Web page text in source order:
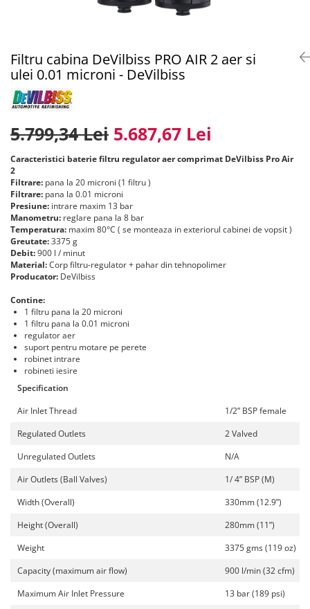
Curatat
Cuple rapide
Diverse
Furtun alimentare aer
Manometre
Suport pistol
1.4 FILTRARE AER
Baterie filtrare aer vopsitorie
Filtre cu montare pe furtun
Consumabile filtre aer
1.5 CANA PISTOALE VOPSIT
Cana pistol presurizare
Accesori cana
PPS Sistem aplicat vopseaua
Ceara protectie
Mastic pensulabil
2.3 CHIT
Chit cu Fibre de Sticla
Chit pentru Plastic
Chit pentru Aluminiu
Chit Special
Chit Pistolabil
Rasina si fibra de sticla
Scule speciale pentru chit
2.4 PREGATIREA SUPRAFETEI
Pompa lichid
Lavete
Curatat
Decapant
Degresant suprafete
2.5 MASCARE
Hartie mascare
Folie mascare
Banda mascare
Pentru Cabine Vopsit
2.6 SLEFUIRE
Disc abraziv velcro
Hartie abraziva
2.7 FILLER / PRIMER
Epoxy Primer
Rezervor aer
Ulei compresor
Suflat
Masina polishat Ø 75 mm
Masina polishat Ø 125 - 180 mm
Masina polishat cu acumulator
Statii de incarcare
3.5 SCULE POLIZARE
Polizoare pe aer
Curatat suprafate
Polizor electric
3.6 INDREPTAT CAROSERIE
Indreptat fara vopsire
Prese tinichigerie
Masurat
Scule tinichigerie
Tras tabla
3.7 SUDURA
Aparat sudura MIG - MAG
Protectie suduri
3.8 USCARE VOPSEA
4.5 VOPSELE INDUSTRIALE
Primer 2K
Aditivi
4.6 PREGATIRE SUPRAFATA
Filtru cabina DeVilbiss PRO AIR 2 aer si
ulei 0.01 microni - DeVilbiss
5.799,34 Lei 5.687,67 Lei
Caracteristici baterie filtru regulator aer comprimat DeVilbiss Pro Air
2
Filtrare: pana la 20 microni (1 filtru )
Filtrare: pana la 0.01 microni
Presiune: intrare maxim 13 bar
Manometru: reglare pana la 8 bar
Temperatura: maxim 80°C ( se monteaza in exteriorul cabinei de vopsit )
Greutate:3375 g
Debit:900 l / minut
Material:Corp filtru-regulator + pahar din tehnopolimer
Producator: DeVilbiss
Contine:
1 filtru pana la 20 microni
1 filtru pana la 0.01 microni
regulator aer
suport pentru motare pe perete
robinet intrare
robineti iesire
Specification
Air Inlet Thread
1/2” BSP female
Regulated Outlets
2 Valved
Unregulated Outlets
N/A
Air Outlets (Ball Valves)
1/ 4” BSP (M)
Width (Overall)
330mm (12.9”)
Height (Overall)
280mm (11”)
Weight
3375 gms (119 oz)
Capacity (maximum air flow)
900 l/min (32 cfm)
Maximum Air Inlet Pressure
13 bar (189 psi)